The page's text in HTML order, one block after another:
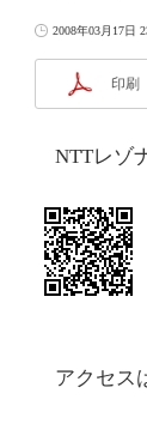
2008年03月17日
印刷
NTTレゾ
アクセス